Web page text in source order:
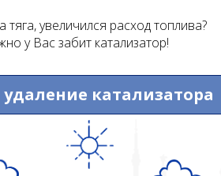
тяга, увеличился расход топлива?
у Вас забит катализатор!
катализатора